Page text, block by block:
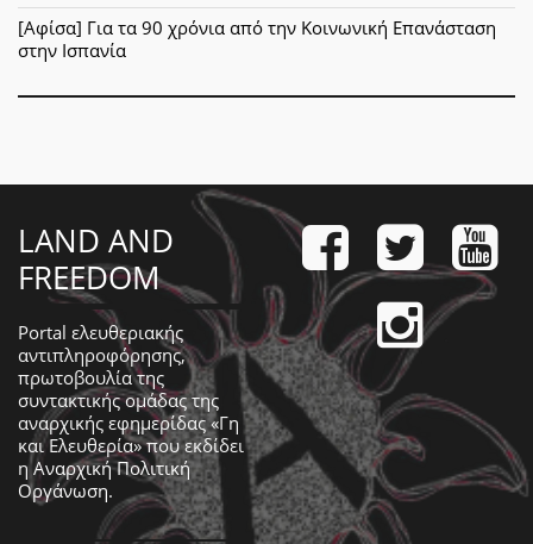
[Αφίσα] Για τα 90 χρόνια από την Κοινωνική Επανάσταση
στην Ισπανία
LAND AND
FREEDOM
Portal ελευθεριακής
αντιπληροφόρησης,
πρωτοβουλία της
συντακτικής ομάδας της
αναρχικής εφημερίδας «Γη
και Ελευθερία» που εκδίδει
ηΑναρχική Πολιτική
Οργάνωση.